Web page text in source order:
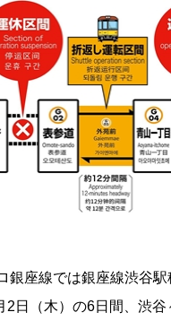
銀座線では銀座線渋谷
2日（木）の6日間、渋